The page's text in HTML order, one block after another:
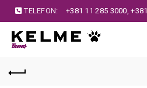
TELEFON: +381 11 285 3000,